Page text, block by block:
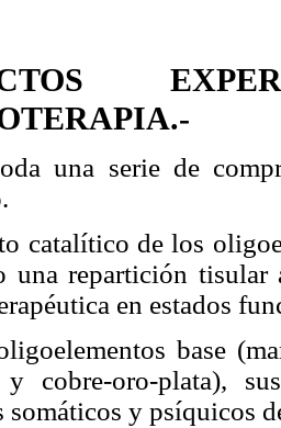
una serie de
catalítico de los
una repartición tisular
en estados
base
y cobre-oro-plata),
somáticos y psíquicos